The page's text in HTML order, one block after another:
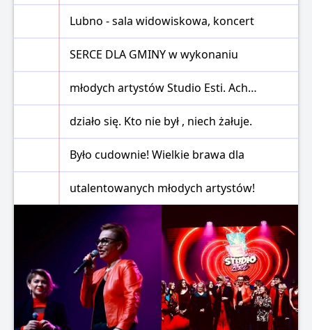
Lubno - sala widowiskowa, koncert
SERCE DLA GMINY w wykonaniu
młodych artystów Studio Esti. Ach…
działo się. Kto nie był , niech żałuje.
Było cudownie! Wielkie brawa dla
utalentowanych młodych artystów!